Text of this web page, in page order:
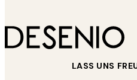
LASS UNS